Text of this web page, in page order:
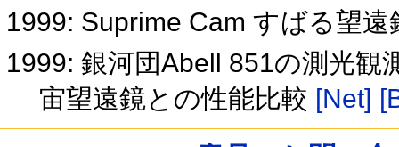
1999: Suprime Cam すばる望
1999: 銀河団Abell 851の測光観
宙望遠鏡との性能比較 [Net]